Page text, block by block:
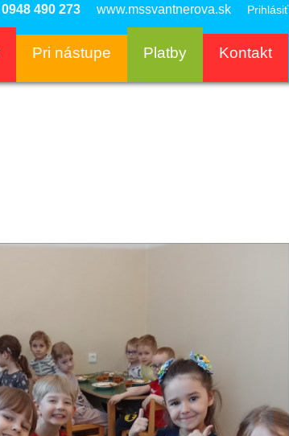
0948 490 273 www.mssvantnerova.sk Prihlásiť
Pri nástupe Platby Kontakt